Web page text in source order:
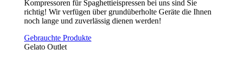
Kompressoren für Spaghettieispressen bei uns sind Sie
richtig! Wir verfügen über grundüberholte Geräte die Ihnen
noch lange und zuverlässig dienen werden!
Gebrauchte Produkte
Gelato Outlet